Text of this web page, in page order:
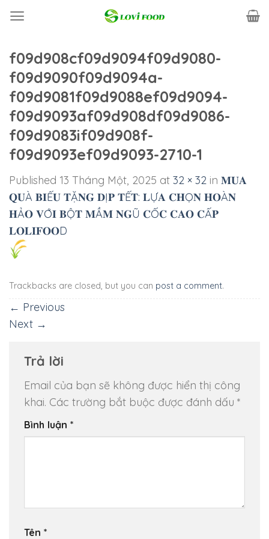
f09d908cf09d9094f09d9080-
f09d9090f09d9094a-
f09d9081f09d9088ef09d9094-
f09d9093af09d908df09d9086-
f09d9083if09d908f-
f09d9093ef09d9093-2710-1
Published 13 Tháng Một, 2025 at 32 × 32 in 𝐌𝐔𝐀
𝐐𝐔À 𝐁𝐈Ế𝐔 𝐓Ặ𝐍𝐆 𝐃Ị𝐏 𝐓Ế𝐓: 𝐋Ự𝐀 𝐂𝐇Ọ𝐍 𝐇𝐎À𝐍
𝐇Ả𝐎 𝐕Ớ𝐈 𝐁Ộ𝐓 𝐌Ầ𝐌 𝐍𝐆Ũ 𝐂Ố𝐂 𝐂𝐀𝐎 𝐂Ấ𝐏
𝐋𝐎𝐋𝐈𝐅𝐎𝐎D
Trackbacks are closed, but you can post a comment.
← Previous
Next →
Trả lời
Email của bạn sẽ không được hiển thị công
khai. Các trường bắt buộc được đánh dấu *
Bình luận *
Tên *